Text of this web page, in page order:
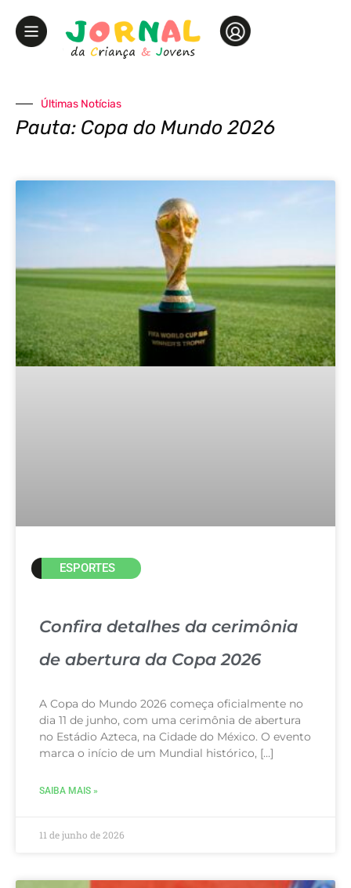
Últimas Notícias
Pauta: Copa do Mundo 2026
ESPORTES
Confira detalhes da cerimônia
de abertura da Copa 2026
A Copa do Mundo 2026 começa oficialmente no
dia 11 de junho, com uma cerimônia de abertura
no Estádio Azteca, na Cidade do México. O evento
marca o início de um Mundial histórico, […]
SAIBA MAIS »
11 de junho de 2026